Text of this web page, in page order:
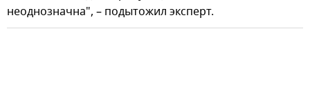
неоднозначна", – подытожил эксперт.